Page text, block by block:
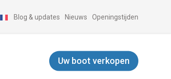
Blog & updates Nieuws Openingstijden
Uw boot verkopen